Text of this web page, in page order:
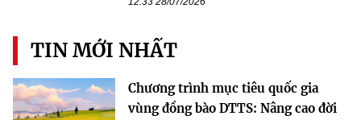
TIN MỚI NHẤT
Chương trình mục tiêu quốc gia
vùng đồng bào DTTS: Nâng cao đời